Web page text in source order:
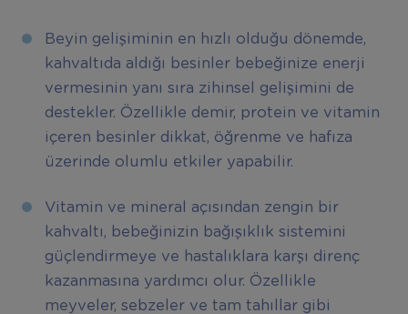
Beyin gelişiminin en hızlı olduğu dönemde,
kahvaltıda aldığı besinler bebeğinize enerji
vermesinin yanı sıra zihinsel gelişimini de
destekler. Özellikle demir, protein ve vitamin
içeren besinler dikkat, öğrenme ve hafıza
üzerinde olumlu etkiler yapabilir.
Vitamin ve mineral açısından zengin bir
kahvaltı, bebeğinizin bağışıklık sistemini
güçlendirmeye ve hastalıklara karşı direnç
kazanmasına yardımcı olur. Özellikle
meyveler, sebzeler ve tam tahıllar gibi